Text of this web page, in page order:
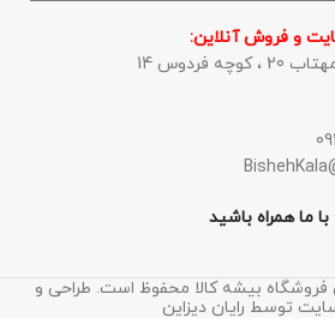
و فروش آنلاین:
فردوس 14
با ما همراه باشید
فروشگاه بیشه کالا محفوظ است. طراحی و
توسط رایان دیزاین